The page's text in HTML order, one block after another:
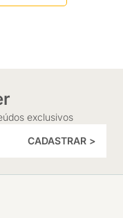
exclusivos
CADASTRAR >